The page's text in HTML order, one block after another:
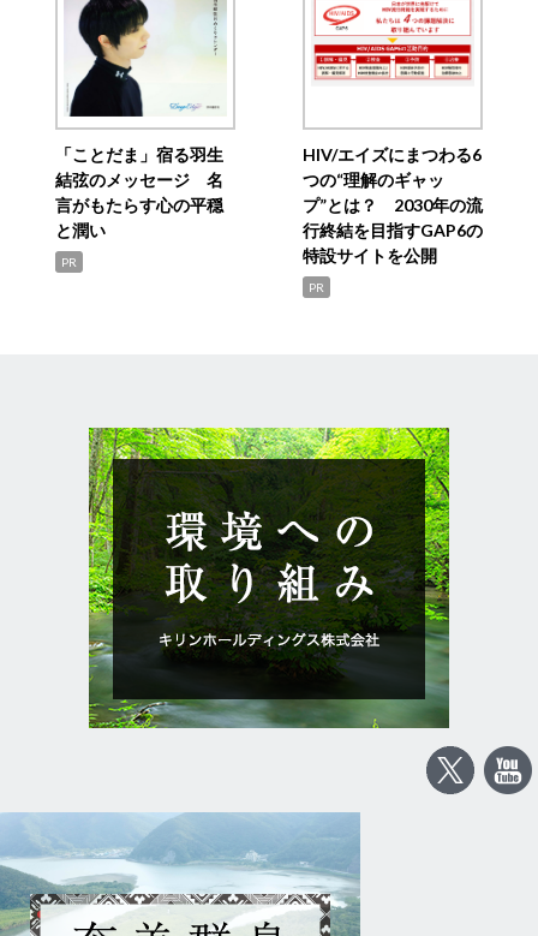
「ことだま」宿る羽生
結弦のメッセージ 名
言がもたらす心の平穏
と潤い
PR
HIV/エイズにまつわる6
つの“理解のギャッ
プ”とは？ 2030年の流
行終結を目指すGAP6の
特設サイトを公開
PR